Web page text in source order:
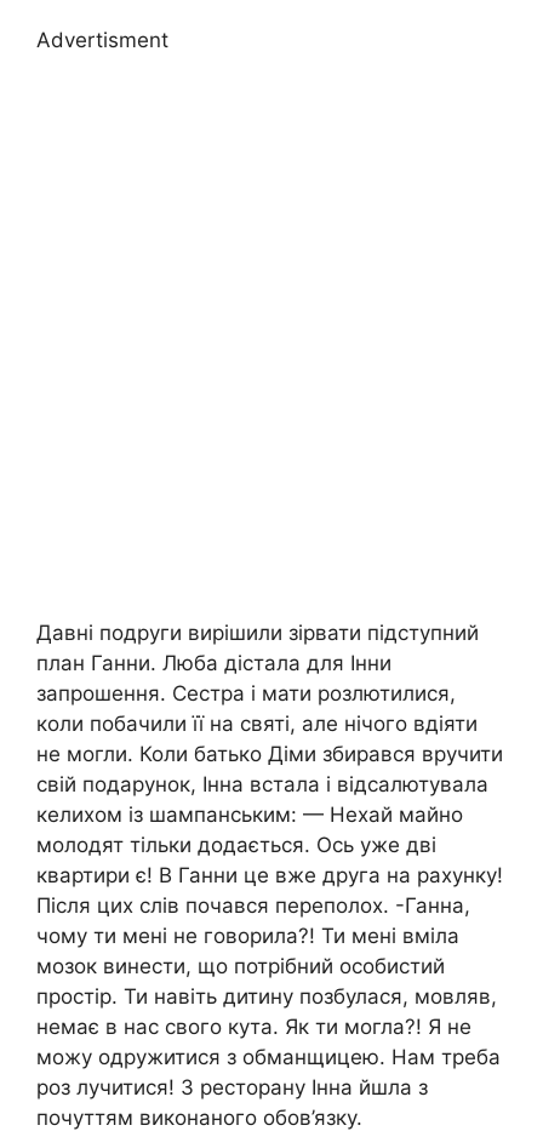
Advertisment
Давні подруги вирішили зірвати підступний
план Ганни. Люба дістала для Інни
запрошення. Сестра і мати розлютилися,
коли побачили її на святі, але нічого вдіяти
не могли. Коли батько Діми збирався вручити
свій подарунок, Інна встала і відсалютувала
келихом із шампанським: — Нехай майно
молодят тільки додається. Ось уже дві
квартири є! В Ганни це вже друга на рахунку!
Після цих слів почався переполох. -Ганна,
чому ти мені не говорила?! Ти мені вміла
мозок винести, що потрібний особистий
простір. Ти навіть дитину позбулася, мовляв,
немає в нас свого кута. Як ти могла?! Я не
можу одружитися з обманщицею. Нам треба
роз лучитися! З ресторану Інна йшла з
почуттям виконаного обов’язку.